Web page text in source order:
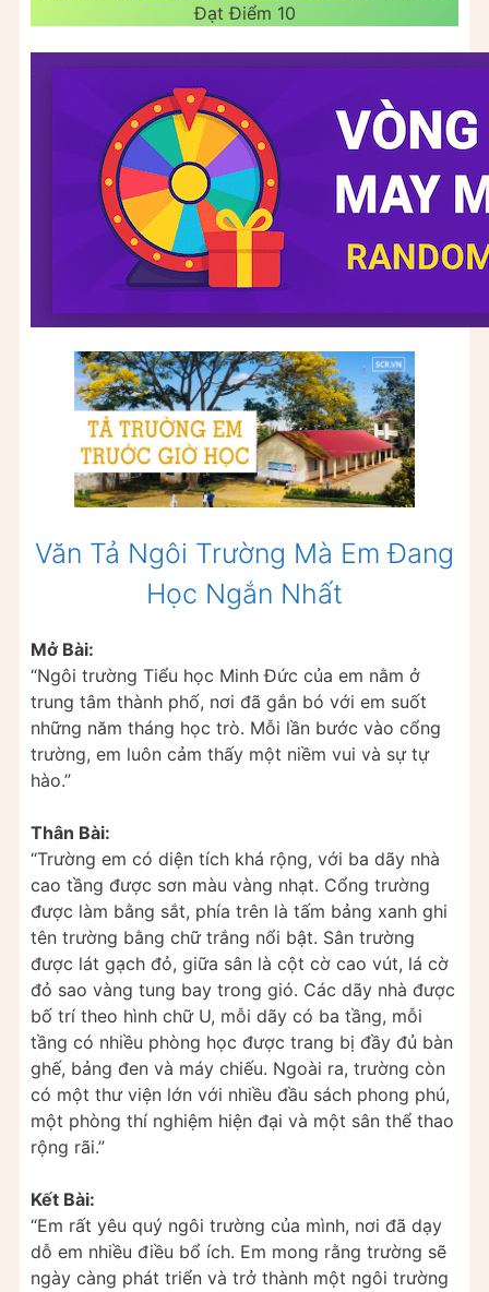
Đạt Điểm 10
Văn Tả Ngôi Trường Mà Em Đang
Học Ngắn Nhất
Mở Bài:
“Ngôi trường Tiểu học Minh Đức của em nằm ở
trung tâm thành phố, nơi đã gắn bó với em suốt
những năm tháng học trò. Mỗi lần bước vào cổng
trường, em luôn cảm thấy một niềm vui và sự tự
hào.”
Thân Bài:
“Trường em có diện tích khá rộng, với ba dãy nhà
cao tầng được sơn màu vàng nhạt. Cổng trường
được làm bằng sắt, phía trên là tấm bảng xanh ghi
tên trường bằng chữ trắng nổi bật. Sân trường
được lát gạch đỏ, giữa sân là cột cờ cao vút, lá cờ
đỏ sao vàng tung bay trong gió. Các dãy nhà được
bố trí theo hình chữ U, mỗi dãy có ba tầng, mỗi
tầng có nhiều phòng học được trang bị đầy đủ bàn
ghế, bảng đen và máy chiếu. Ngoài ra, trường còn
có một thư viện lớn với nhiều đầu sách phong phú,
một phòng thí nghiệm hiện đại và một sân thể thao
rộng rãi.”
Kết Bài:
“Em rất yêu quý ngôi trường của mình, nơi đã dạy
dỗ em nhiều điều bổ ích. Em mong rằng trường sẽ
ngày càng phát triển và trở thành một ngôi trường